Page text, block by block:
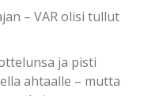
– VAR olisi tullut
ja pisti
ahtaalle – mutta